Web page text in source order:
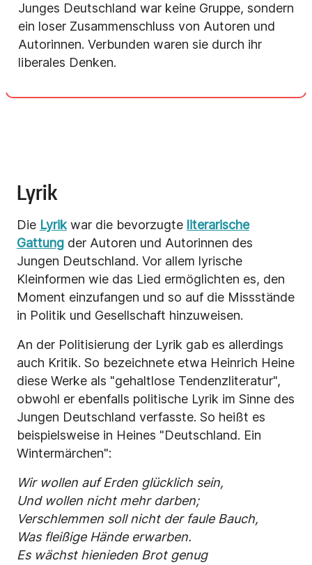
Junges Deutschland war keine Gruppe, sondern
ein loser Zusammenschluss von Autoren und
Autorinnen. Verbunden waren sie durch ihr
liberales Denken.
Lyrik
Die Lyrik war die bevorzugte literarische
Gattung der Autoren und Autorinnen des
Jungen Deutschland. Vor allem lyrische
Kleinformen wie das Lied ermöglichten es, den
Moment einzufangen und so auf die Missstände
in Politik und Gesellschaft hinzuweisen.
An der Politisierung der Lyrik gab es allerdings
auch Kritik. So bezeichnete etwa Heinrich Heine
diese Werke als "gehaltlose Tendenzliteratur",
obwohl er ebenfalls politische Lyrik im Sinne des
Jungen Deutschland verfasste. So heißt es
beispielsweise in Heines "Deutschland. Ein
Wintermärchen":
Wir wollen auf Erden glücklich sein,
Und wollen nicht mehr darben;
Verschlemmen soll nicht der faule Bauch,
Was fleißige Hände erwarben.
Es wächst hienieden Brot genug